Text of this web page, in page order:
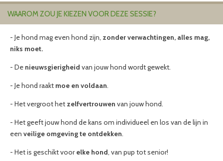
WAAROM ZOU JE KIEZEN VOOR DEZE SESSIE?
- Je hond mag even hond zijn, zonder verwachtingen, alles mag,
niks moet.
- De nieuwsgierigheid van jouw hond wordt gewekt.
- Je hond raakt moe en voldaan.
- Het vergroot het zelfvertrouwen van jouw hond.
- Het geeft jouw hond de kans om individueel en los van de lijn in
een veilige omgeving te ontdekken.
- Het is geschikt voorelke hond, van pup tot senior!